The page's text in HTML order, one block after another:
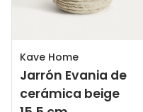
Kave Home
Jarrón Evania de
cerámica beige